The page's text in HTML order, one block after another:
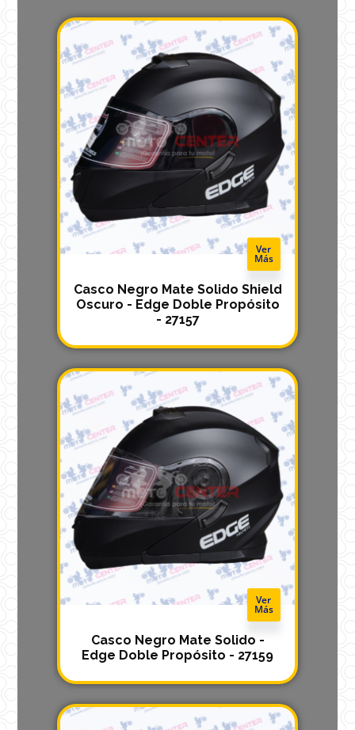
Ver
Más
Casco Negro Mate Solido Shield
Oscuro - Edge Doble Propósito
- 27157
Ver
Más
Casco Negro Mate Solido -
Edge Doble Propósito - 27159